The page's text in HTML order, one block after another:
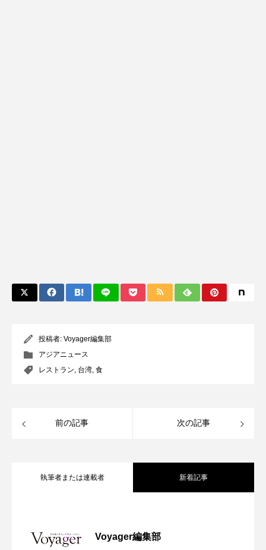
投稿者: Voyager編集部
アジアニュース
レストラン, 台湾, 食
前の記事 次の記事
執筆者または連載者 新着記事
Voyager編集部